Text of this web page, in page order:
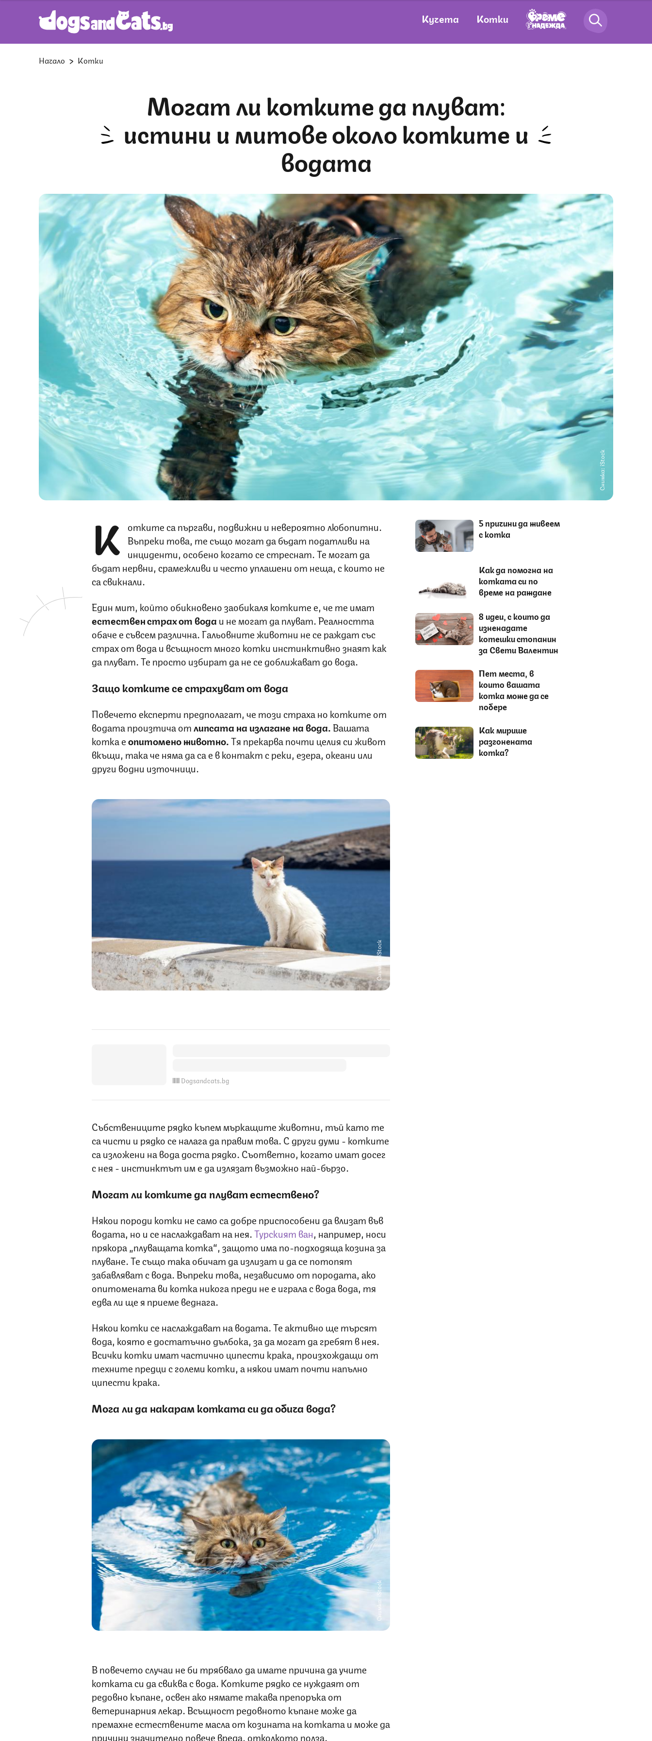
Кучета Котки
Начало Котки
Могат ли котките да плуват:
истини и митове около котките и
водата
Снимка: iStock
К отките са пъргави, подвижни и невероятно любопитни.
Въпреки това, те също могат да бъдат податливи на
инциденти, особено когато се стреснат. Те могат да
бъдат нервни, срамежливи и често уплашени от неща, с които не
са свикнали.
Един мит, който обикновено заобикаля котките е, че те имат
естествен страх от вода и не могат да плуват. Реалността
обаче е съвсем различна. Гальовните животни не се раждат със
страх от вода и всъщност много котки инстинктивно знаят как
да плуват. Те просто избират да не се доближават до вода.
Защо котките се страхуват от вода
Повечето експерти предполагат, че този страха но котките от
водата произтича отлипсата на излагане на вода. Вашата
котка еопитомено животно.Тя прекарва почти целия си живот
вкъщи, така че няма да са е в контакт с реки, езера, океани или
други водни източници.
Снимка: iStock
Dogsandcats.bg
Събствениците рядко къпем мъркащите животни, тъй като те
са чисти и рядко се налага да правим това. С други думи - котките
са изложени на вода доста рядко. Съответно, когато имат досег
с нея - инстинктът им е да излязат възможно най-бързо.
Могат ли котките да плуват естествено?
Някои породи котки не само са добре приспособени да влизат във
водата, но и се наслаждават на нея.Турският ван, например, носи
прякора „плуващата котка“, защото има по-подходяща козина за
плуване. Те също така обичат да излизат и да се потопят
забавляват с вода. Въпреки това, независимо от породата, ако
опитомената ви котка никога преди не е играла с вода вода, тя
едва ли ще я приеме веднага.
Някои котки се наслаждават на водата. Те активно ще търсят
вода, която е достатъчно дълбока, за да могат да гребят в нея.
Всички котки имат частично ципести крака, произхождащи от
техните предци с големи котки, а някои имат почти напълно
ципести крака.
Мога ли да накарам котката си да обича вода?
Снимка: iStock
В повечето случаи не би трябвало да имате причина да учите
котката си да свиква с вода. Котките рядко се нуждаят от
редовно къпане, освен ако нямате такава препоръка от
ветеринарния лекар. Всъщност редовното къпане може да
премахне естествените масла от козината на котката и може да
причини значително повече вреда, отколкото полза.
5 причини да живеем
с котка
Как да помогна на
котката си по
време на раждане
8 идеи, с които да
изненадате
котешки стопанин
за Свети Валентин
Пет места, в
които вашата
котка може да се
побере
Как мирише
разгонената
котка?